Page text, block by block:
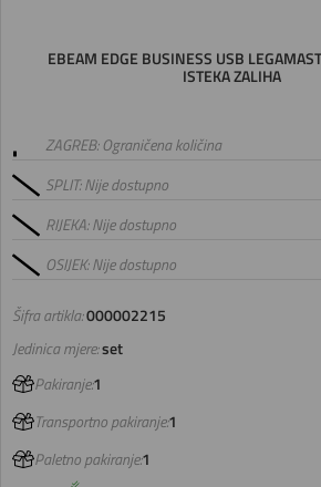
EBEAM EDGE BUSINESS USB
ISTEKA ZALIHA
Šifra artikla:000002215
ZAGREB: Ograničena količina
SPLIT: Nije dostupno
RIJEKA: Nije dostupno
OSIJEK: Nije dostupno
Jedinica mjere:set
Pakiranje:1
Transportno pakiranje:1
Paletno pakiranje:1